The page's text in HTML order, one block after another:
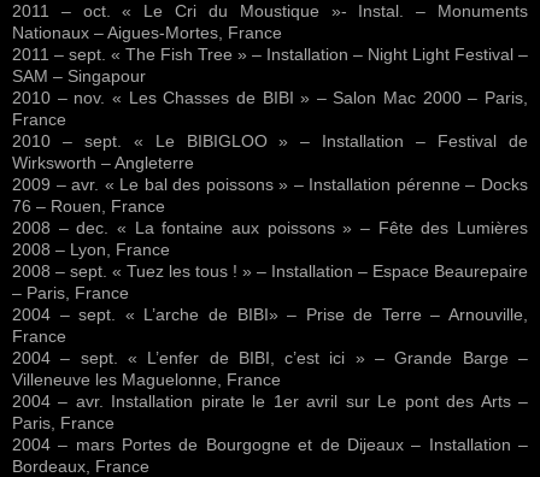
2011 – oct. « Le Cri du Moustique »- Instal. – Monuments
Nationaux – Aigues-Mortes, France
2011 – sept. « The Fish Tree » – Installation – Night Light Festival –
SAM – Singapour
2010 – nov. « Les Chasses de BIBI » – Salon Mac 2000 – Paris,
France
2010 – sept. « Le BIBIGLOO » – Installation – Festival de
Wirksworth – Angleterre
2009 – avr. « Le bal des poissons » – Installation pérenne – Docks
76 – Rouen, France
2008 – dec. « La fontaine aux poissons » – Fête des Lumières
2008 – Lyon, France
2008 – sept. « Tuez les tous ! » – Installation – Espace Beaurepaire
– Paris, France
2004 – sept. « L’arche de BIBI» – Prise de Terre – Arnouville,
France
2004 – sept. « L’enfer de BIBI, c’est ici » – Grande Barge –
Villeneuve les Maguelonne, France
2004 – avr. Installation pirate le 1er avril sur Le pont des Arts –
Paris, France
2004 – mars Portes de Bourgogne et de Dijeaux – Installation –
Bordeaux, France